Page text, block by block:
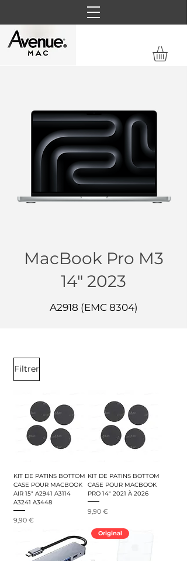
MacBook Pro M3
14" 2023
A2918 (EMC 8304)
Filtrer
KIT DE PATINS BOTTOM
CASE POUR MACBOOK
AIR 15" A2941 A3114
A3241 A3448
Prix
9,90 €
KIT DE PATINS BOTTOM
CASE POUR MACBOOK
PRO 14" 2021 À 2026
Prix
9,90 €
Original